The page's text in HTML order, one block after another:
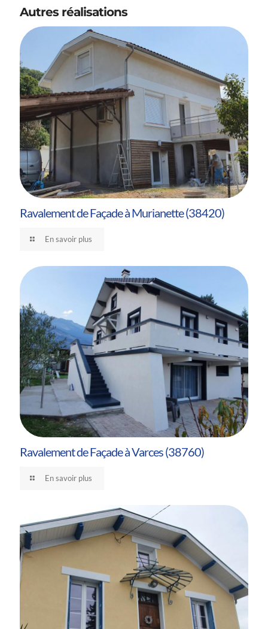
Autres réalisations
Ravalement de Façade à Murianette (38420)
En savoir plus
Ravalement de Façade à Varces (38760)
En savoir plus